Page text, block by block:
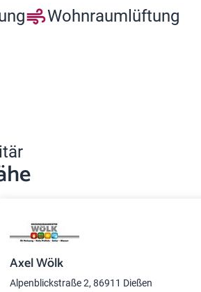
Wohnraumlüftung
Axel Wölk
Alpenblickstraße 2, 86911 Dießen